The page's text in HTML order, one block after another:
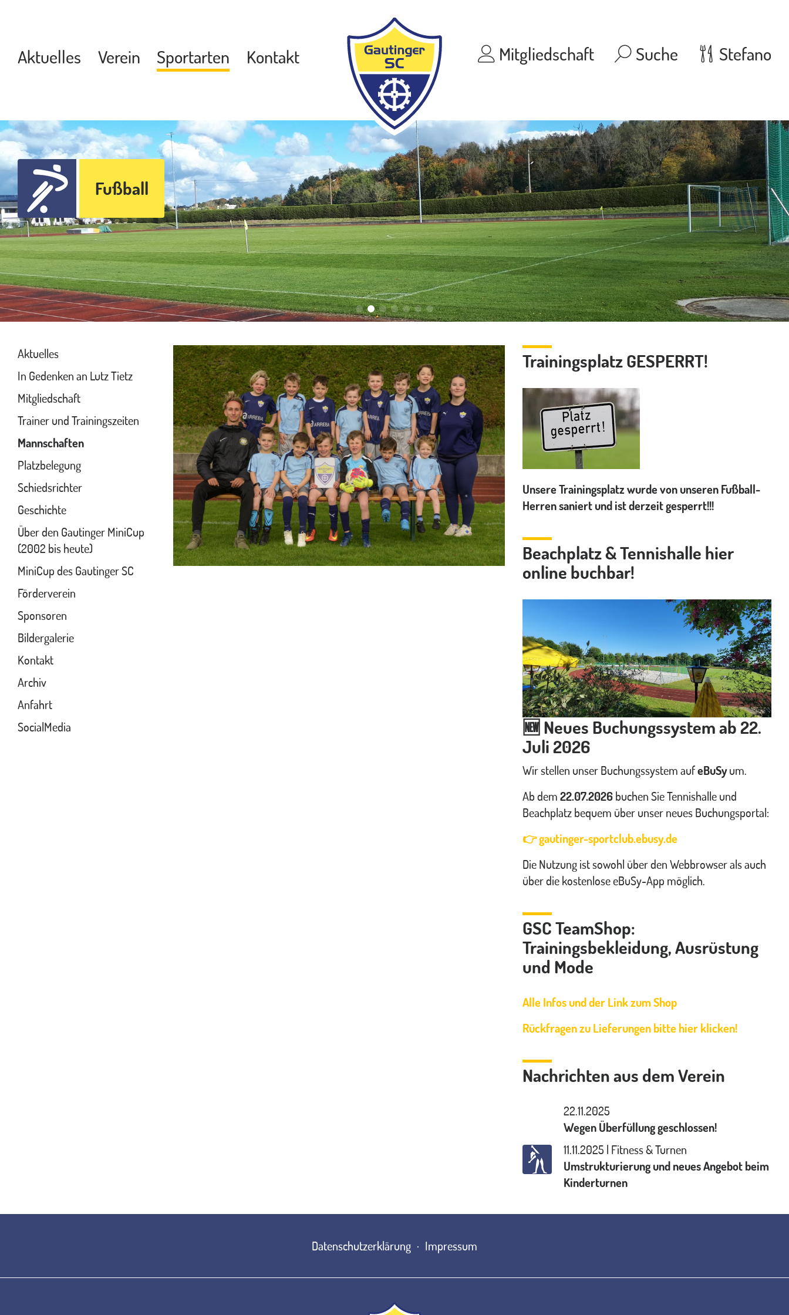
Aktuelles Verein Sportarten Kontakt Mitgliedschaft Suche Stefano
Fußball
Aktuelles
In Gedenken an Lutz Tietz
Mitgliedschaft
Trainer und Trainingszeiten
Mannschaften
Platzbelegung
Schiedsrichter
Geschichte
Über den Gautinger MiniCup
(2002 bis heute)
MiniCup des Gautinger SC
Förderverein
Sponsoren
Bildergalerie
Kontakt
Archiv
Anfahrt
SocialMedia
Trainingsplatz GESPERRT!
Unsere Trainingsplatz wurde von unseren Fußball-
Herren saniert und ist derzeit gesperrt!!!
Beachplatz & Tennishalle hier
online buchbar!
🆕 Neues Buchungssystem ab 22.
Juli 2026
Wir stellen unser Buchungssystem aufeBuSyum.
Ab dem22.07.2026buchen Sie Tennishalle und
Beachplatz bequem über unser neues Buchungsportal:
👉 gautinger-sportclub.ebusy.de
Die Nutzung ist sowohl über den Webbrowser als auch
über die kostenlose eBuSy-App möglich.
GSC TeamShop:
Trainingsbekleidung, Ausrüstung
und Mode
Alle Infos und der Link zum Shop
Rückfragen zu Lieferungen bitte hier klicken!
Nachrichten aus dem Verein
22.11.2025
Wegen Überfüllung geschlossen!
11.11.2025 | Fitness & Turnen
Umstrukturierung und neues Angebot beim
Kinderturnen
Datenschutzerklärung Impressum